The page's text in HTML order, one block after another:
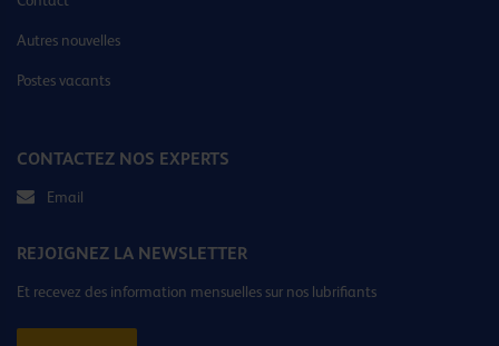
Autres nouvelles
Postes vacants
CONTACTEZ NOS EXPERTS
Email
REJOIGNEZ LA NEWSLETTER
Et recevez des information mensuelles sur nos lubrifiants